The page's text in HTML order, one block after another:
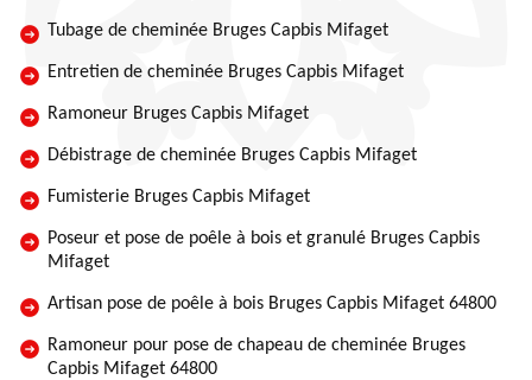
Tubage de cheminée Bruges Capbis Mifaget
Entretien de cheminée Bruges Capbis Mifaget
Ramoneur Bruges Capbis Mifaget
Débistrage de cheminée Bruges Capbis Mifaget
Fumisterie Bruges Capbis Mifaget
Poseur et pose de poêle à bois et granulé Bruges Capbis
Mifaget
Artisan pose de poêle à bois Bruges Capbis Mifaget 64800
Ramoneur pour pose de chapeau de cheminée Bruges
Capbis Mifaget 64800